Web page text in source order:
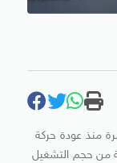
منذ عودة حركة
أول شهر يوليو الماضي 45 بالمائة من حجم التشغيل